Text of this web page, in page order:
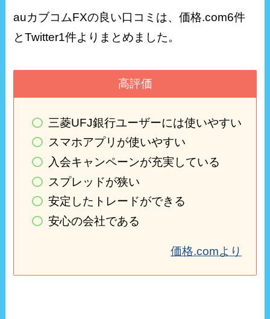
auカブコムFXの良い口コミは、価格.com6件
とTwitter1件よりまとめました。
高評価
三菱UFJ銀行ユーザーには使いやすい
スマホアプリが使いやすい
入会キャンペーンが充実している
スプレッドが狭い
安定したトレードができる
安心の会社である
価格.comより